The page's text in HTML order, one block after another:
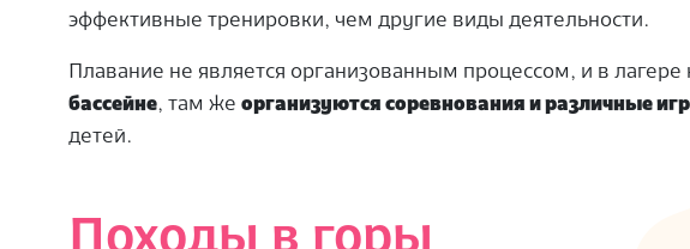
эффективные тренировки, чем другие виды деятельности.
Плавание не является организованным процессом, и в
бассейне, там же организуются соревнования и различные
детей.